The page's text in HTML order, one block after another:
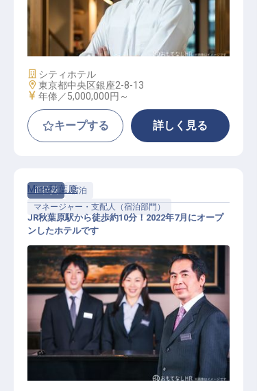
調理部 スーシェフ/ジュニアスーシ
ェフ
施設業態
シティホテル
勤務地
東京都中央区銀座2-8-13
給与
年俸／5,000,000円～
キープする 詳しく見る
正社員
宿泊
マネージャー・支配人（宿泊部門）
ホテルマネージャー
Minn秋葉原
JR秋葉原駅から徒歩約10分！2022年7月にオープ
ンしたホテルです